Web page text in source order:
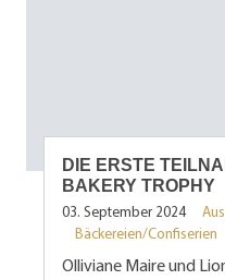
DIE ERSTE
BAKERY TROPHY
03. September 2024
Bäckereien/Confiserien
Olliviane Maire und